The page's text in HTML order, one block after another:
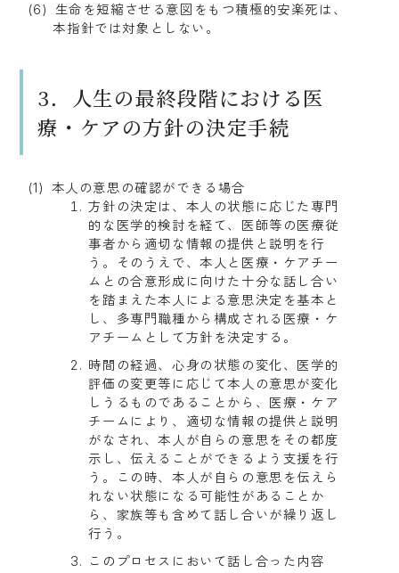
生命を短縮させる意図をもつ積極的安楽死は、
本指針では対象としない。
3．人生の最終段階における医
療・ケアの方針の決定手続
本人の意思の確認ができる場合
方針の決定は、本人の状態に応じた専門
的な医学的検討を経て、医師等の医療従
事者から適切な情報の提供と説明を行
う。そのうえで、本人と医療・ケアチー
ムとの合意形成に向けた十分な話し合い
を踏まえた本人による意思決定を基本と
し、多専門職種から構成される医療・ケ
アチームとして方針を決定する。
時間の経過、心身の状態の変化、医学的
評価の変更等に応じて本人の意思が変化
しうるものであることから、医療・ケア
チームにより、適切な情報の提供と説明
がなされ、本人が自らの意思をその都度
示し、伝えることができるよう支援を行
う。この時、本人が自らの意思を伝えら
れない状態になる可能性があることか
ら、家族等も含めて話し合いが繰り返し
行う。
このプロセスにおいて話し合った内容